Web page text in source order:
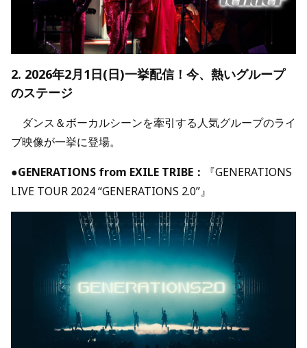
2. 2026年2月1日(日)一挙配信！今、熱いグループ
のステージ
ダンス＆ボーカルシーンを牽引する人気グループのライ
ブ映像が一挙に登場。
●GENERATIONS from EXILE TRIBE：
『GENERATIONS
LIVE TOUR 2024 “GENERATIONS 2.0”』